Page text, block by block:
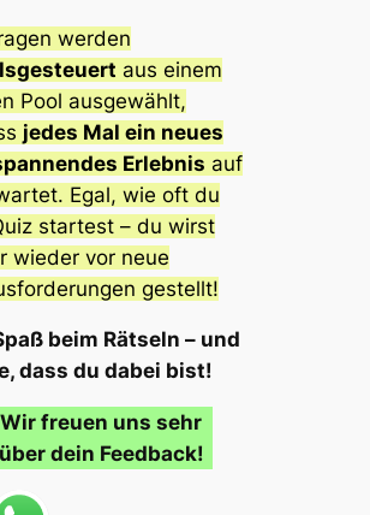
werden
aus einem
Pool ausgewählt,
jedes Mal ein neues
Erlebnis auf
Egal, wie oft du
startest – du wirst
wieder vor neue
gestellt!
beim Rätseln – und
dass du dabei bist!
Wir freuen uns sehr
über dein Feedback!